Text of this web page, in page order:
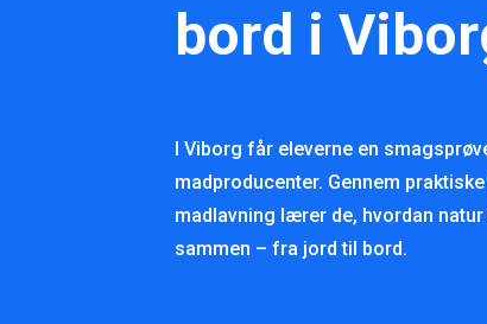
bord i
I Viborg får eleverne en
madproducenter. Gennem
madlavning lærer de, hvordan
sammen – fra jord til bord.